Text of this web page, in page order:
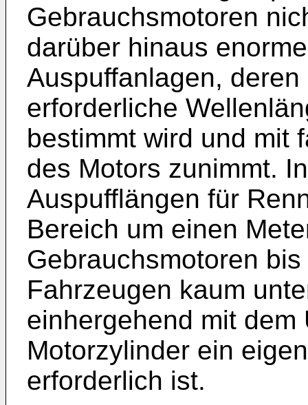
Gebrauchsmotoren
darüber hinaus
Auspuffanlagen,
erforderliche
bestimmt wird und mit
des Motors zunimmt.
Auspufflängen für
Bereich um einen
Gebrauchsmotoren
Fahrzeugen kaum
einhergehend mit
Motorzylinder ein
erforderlich ist.